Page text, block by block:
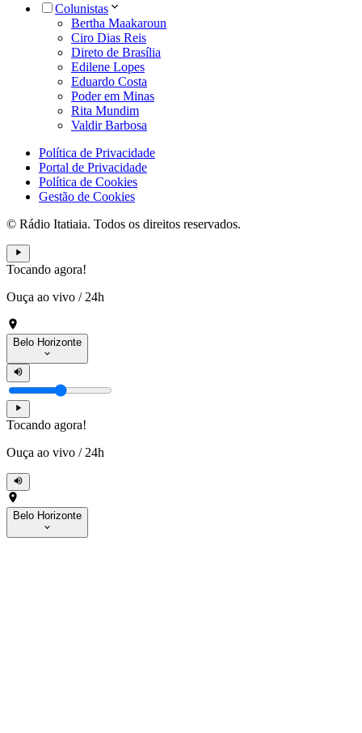
Colunistas
Bertha Maakaroun
Ciro Dias Reis
Direto de Brasília
Edilene Lopes
Eduardo Costa
Poder em Minas
Rita Mundim
Valdir Barbosa
Política de Privacidade
Portal de Privacidade
Política de Cookies
Gestão de Cookies
© Rádio Itatiaia. Todos os direitos reservados.
Tocando agora!
Ouça ao vivo / 24h
Belo Horizonte
Tocando agora!
Ouça ao vivo / 24h
Belo Horizonte